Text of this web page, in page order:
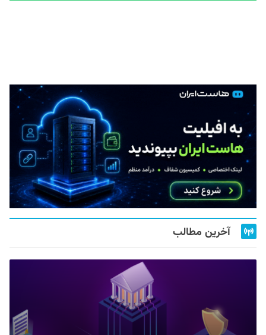
آخرین مطالب